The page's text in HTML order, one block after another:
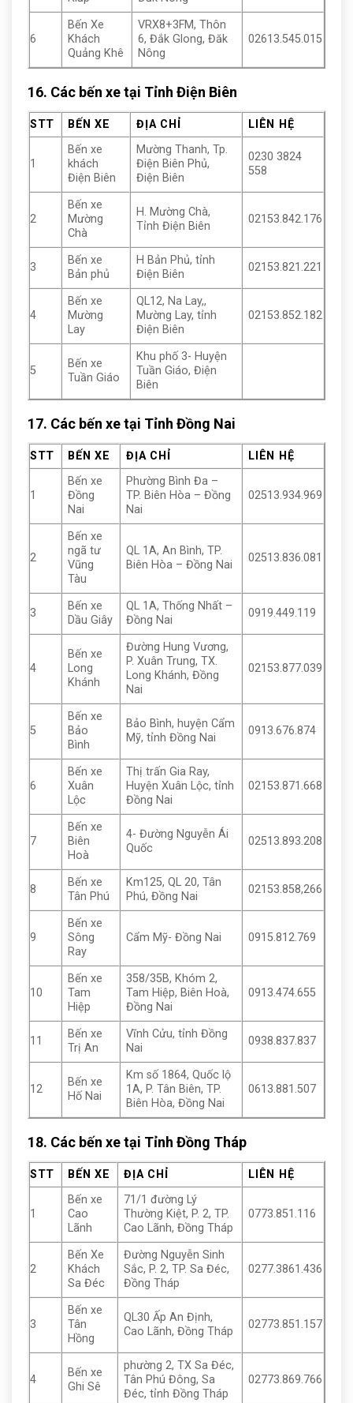
6
Bến Xe
Khách
Quảng Khê
VRX8+3FM, Thôn
6, Đắk Glong, Đăk
Nông
02613.545.015
16. Các bến xe tại Tỉnh Điện Biên
STT BẾN XE ĐỊA CHỈ LIÊN HỆ
1
Bến xe
khách
Điện Biên
Mường Thanh, Tp.
Điện Biên Phủ,
Điện Biên
0230 3824
558
2
Bến xe
Mường
Chà
H. Mường Chà,
Tỉnh Điện Biên
02153.842.176
3
Bến xe
Bản phủ
H Bản Phủ, tỉnh
Điện Biên
02153.821.221
4
Bến xe
Mường
Lay
QL12, Na Lay,,
Mường Lay, tỉnh
Điện Biên
02153.852.182
5
Bến xe
Tuần Giáo
Khu phố 3- Huyện
Tuần Giáo, Điện
Biên
17. Các bến xe tại Tỉnh Đồng Nai
STT BẾN XE ĐỊA CHỈ LIÊN HỆ
1
Bến xe
Đồng
Nai
Phường Bình Đa –
TP. Biên Hòa – Đồng
Nai
02513.934.969
2
Bến xe
ngã tư
Vũng
Tàu
QL 1A, An Bình, TP.
Biên Hòa – Đồng Nai
02513.836.081
3
Bến xe
Dầu Giây
QL 1A, Thống Nhất –
Đồng Nai
0919.449.119
4
Bến xe
Long
Khánh
Đường Hung Vương,
P. Xuân Trung, TX.
Long Khánh, Đồng
Nai
02153.877.039
5
Bến xe
Bảo
Bình
Bảo Bình, huyện Cẩm
Mỹ, tỉnh Đồng Nai
0913.676.874
6
Bến xe
Xuân
Lộc
Thị trấn Gia Ray,
Huyện Xuân Lộc, tỉnh
Đồng Nai
02153.871.668
7
Bến xe
Biên
Hoà
4- Đường Nguyễn Ái
Quốc
02513.893.208
8
Bến xe
Tân Phú
Km125, QL 20, Tân
Phú, Đồng Nai
02153.858,266
9
Bến xe
Sông
Ray
Cẩm Mỹ- Đồng Nai 0915.812.769
10
Bến xe
Tam
Hiệp
358/35B, Khóm 2,
Tam Hiệp, Biên Hoà,
Đồng Nai
0913.474.655
11
Bến xe
Trị An
Vĩnh Cửu, tỉnh Đồng
Nai
0938.837.837
12
Bến xe
Hố Nai
Km số 1864, Quốc lộ
1A, P. Tân Biên, TP.
Biên Hòa, Đồng Nai
0613.881.507
18. Các bến xe tại Tỉnh Đồng Tháp
STT BẾN XE ĐỊA CHỈ LIÊN HỆ
1
Bến xe
Cao
Lãnh
71/1 đường Lý
Thường Kiệt, P. 2, TP.
Cao Lãnh, Đồng Tháp
0773.851.116
2
Bến Xe
Khách
Sa Đéc
Đường Nguyễn Sinh
Sắc, P. 2, TP. Sa Đéc,
Đồng Tháp
0277.3861.436
3
Bến xe
Tân
Hồng
QL30 Ấp An Định,
Cao Lãnh, Đồng Tháp
02773.851.157
4
Bến xe
Ghi Sê
phường 2, TX Sa Đéc,
Tân Phú Đông, Sa
Đéc, tỉnh Đồng Tháp
02773.869.766